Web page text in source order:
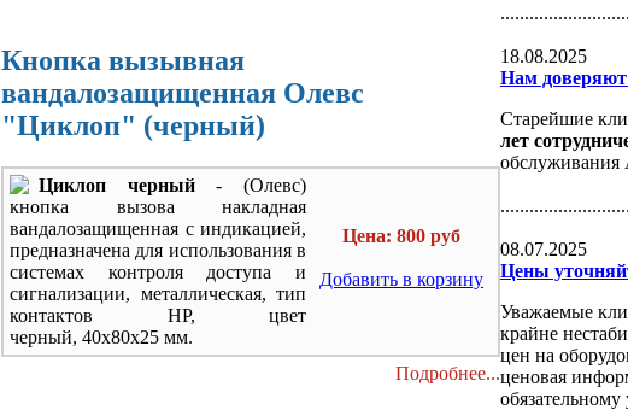
Кнопка вызывная
вандалозащищенная Олевс
"Циклоп" (черный)
Циклоп черный- (Олевс)
кнопка вызова накладная
вандалозащищенная c индикацией,
предназначена для использования в
системах контроля доступа и
сигнализации, металлическая, тип
контактов НР, цвет
черный, 40х80х25 мм.
Цена: 800 руб
Добавить в корзину
Подробнее...
18.08.2025
Нам
Старейшие
лет
08.07.2025
Цены
Уважаемые
крайне
цен на
ценовая